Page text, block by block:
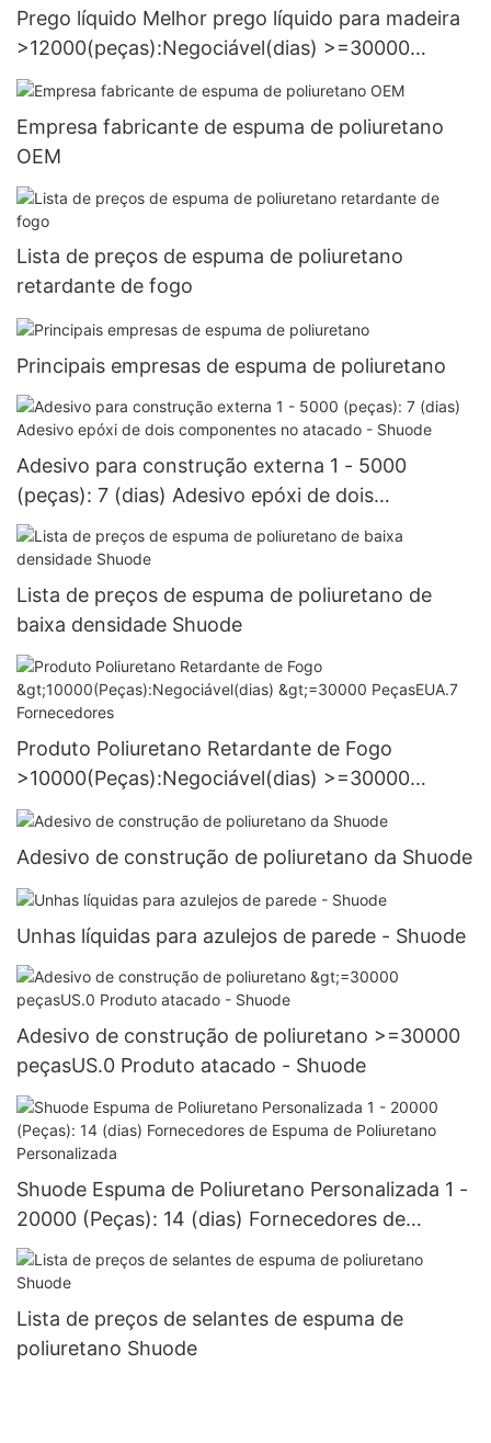
Prego líquido Melhor prego líquido para madeira
>12000(peças):Negociável(dias) >=30000
peçasFabricantes US72
Empresa fabricante de espuma de poliuretano
OEM
Lista de preços de espuma de poliuretano
retardante de fogo
Principais empresas de espuma de poliuretano
Adesivo para construção externa 1 - 5000
(peças): 7 (dias) Adesivo epóxi de dois
componentes no atacado - Shuode
Lista de preços de espuma de poliuretano de
baixa densidade Shuode
Produto Poliuretano Retardante de Fogo
>10000(Peças):Negociável(dias) >=30000
PeçasEUA.7 Fornecedores
Adesivo de construção de poliuretano da Shuode
Unhas líquidas para azulejos de parede - Shuode
Adesivo de construção de poliuretano >=30000
peçasUS.0 Produto atacado - Shuode
Shuode Espuma de Poliuretano Personalizada 1 -
20000 (Peças): 14 (dias) Fornecedores de
Espuma de Poliuretano Personalizada
Lista de preços de selantes de espuma de
poliuretano Shuode